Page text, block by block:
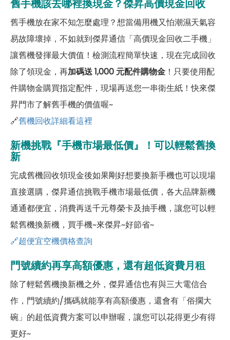
舊手機該去哪裡換現金？傑昇高價現金回收
舊手機放在家不知怎麼處理？想當備用機又怕潮濕天氣容
易故障壞掉，不如就到傑昇通信「高價現金回收二手機」
讓舊機發揮最大價值！檢測流程簡單快速，現在完成回收
除了領現金，再加碼送 1,000 元配件購物金 ！只要使用配
件購物金購買指定配件，現場再送您一串衛生紙！快來傑
昇門市了解舊手機的價值喔~
🔗舊機回收詳細看這裡
新機挑戰『手機市場最低價』！可以輕鬆舊換
新
完成舊機回收領現金後如果剛好想要換新手機也可以現場
直接選購，傑昇通信挑戰手機市場最低價，各大品牌新機
通通都便宜，消費再送千元尊榮卡及抽手機，讓您可以輕
鬆舊機換新機，買手機~來傑昇~好節省~
🔗超便宜空機價格查詢
門號續約再享高額優惠，還有超低資費月租
除了輕鬆舊機換新機之外，傑昇通信也有與三大電信合
作，門號續約/攜碼就能享有高額優惠，還會有「俗擱大
碗」的超低資費方案可以申辦喔，讓您可以花得更少有得
更好~